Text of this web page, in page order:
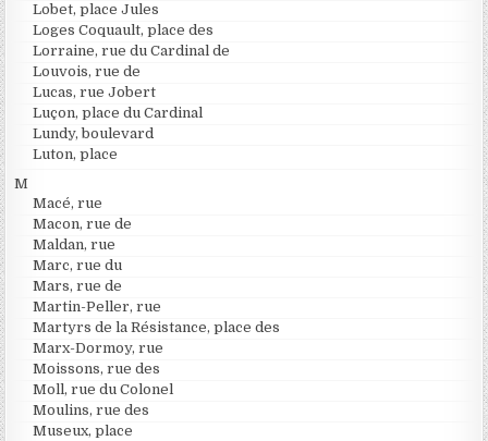
Lobet, place Jules
Loges Coquault, place des
Lorraine, rue du Cardinal de
Louvois, rue de
Lucas, rue Jobert
Luçon, place du Cardinal
Lundy, boulevard
Luton, place
M
Macé, rue
Macon, rue de
Maldan, rue
Marc, rue du
Mars, rue de
Martin-Peller, rue
Martyrs de la Résistance, place des
Marx-Dormoy, rue
Moissons, rue des
Moll, rue du Colonel
Moulins, rue des
Museux, place